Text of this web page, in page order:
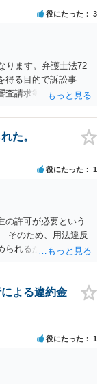
料の上乗せを要求
性は否定できませ
役にたった 3
ります。弁護士法72
得る目的で訴訟事
査請求等行政庁に対
れらの周旋をするこ
又は他の法律に別段
とから、報酬を得る
法72条に違反しな
任者に委任できるか
た。
役にたった 1
の許可が必要という
そのため、用法違反
られるかどうかが問
特約があると評価で
賃借人が建物を店舗
では存在しなかった
。契約条項の記載
れることをお勧め
よる違約金
役にたった 1